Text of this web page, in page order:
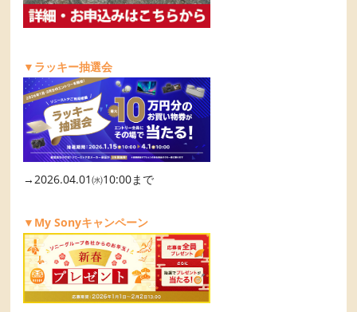
▼ラッキー抽選会
→2026.04.01㈬10:00まで
▼My Sonyキャンペーン